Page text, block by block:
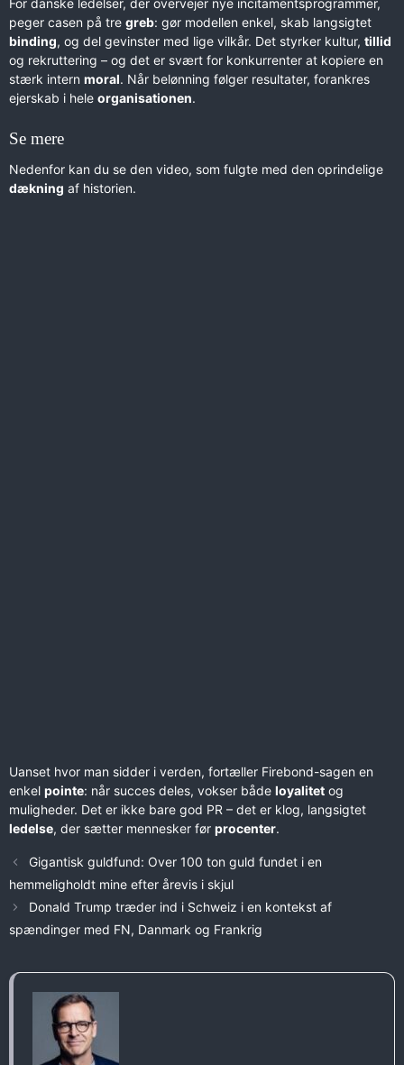
For danske ledelser, der overvejer nye incitamentsprogrammer,
peger casen på tre greb: gør modellen enkel, skab langsigtet
binding, og del gevinster med lige vilkår. Det styrker kultur, tillid
og rekruttering – og det er svært for konkurrenter at kopiere en
stærk intern moral. Når belønning følger resultater, forankres
ejerskab i hele organisationen.
Se mere
Nedenfor kan du se den video, som fulgte med den oprindelige
dækning af historien.
Uanset hvor man sidder i verden, fortæller Firebond-sagen en
enkel pointe: når succes deles, vokser både loyalitet og
muligheder. Det er ikke bare god PR – det er klog, langsigtet
ledelse, der sætter mennesker før procenter.
Gigantisk guldfund: Over 100 ton guld fundet i en
hemmeligholdt mine efter årevis i skjul
Donald Trump træder ind i Schweiz i en kontekst af
spændinger med FN, Danmark og Frankrig